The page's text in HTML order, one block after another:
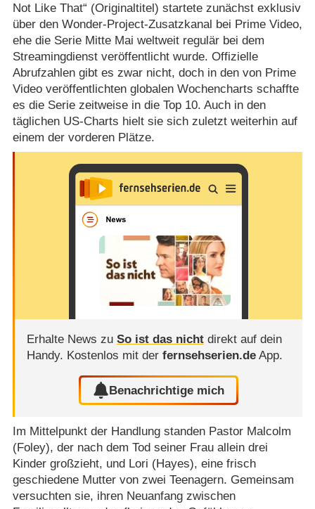
Not Like That“ (Originaltitel) startete zunächst exklusiv
über den Wonder-Project-Zusatzkanal bei Prime Video,
ehe die Serie Mitte Mai weltweit regulär bei dem
Streamingdienst veröffentlicht wurde. Offizielle
Abrufzahlen gibt es zwar nicht, doch in den von Prime
Video veröffentlichten globalen Wochencharts schaffte
es die Serie zeitweise in die Top 10. Auch in den
täglichen US-Charts hielt sie sich zuletzt weiterhin auf
einem der vorderen Plätze.
Erhalte News zu So ist das nichtdirekt auf dein
Handy. Kostenlos mit der fernsehserien.deApp.
Benachrichtige mich
Im Mittelpunkt der Handlung standen Pastor Malcolm
(Foley), der nach dem Tod seiner Frau allein drei
Kinder großzieht, und Lori (Hayes), eine frisch
geschiedene Mutter von zwei Teenagern. Gemeinsam
versuchten sie, ihren Neuanfang zwischen